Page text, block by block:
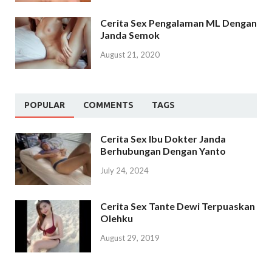
Cerita Sex Pengalaman ML Dengan
Janda Semok
August 21, 2020
POPULAR COMMENTS TAGS
Cerita Sex Ibu Dokter Janda
Berhubungan Dengan Yanto
July 24, 2024
Cerita Sex Tante Dewi Terpuaskan
Olehku
August 29, 2019